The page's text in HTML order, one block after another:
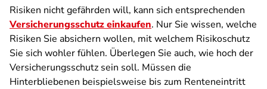
Risiken nicht gefährden will, kann sich entsprechenden
Versicherungsschutz einkaufen. Nur Sie wissen, welche
Risiken Sie absichern wollen, mit welchem Risikoschutz
Sie sich wohler fühlen. Überlegen Sie auch, wie hoch der
Versicherungsschutz sein soll. Müssen die
Hinterbliebenen beispielsweise bis zum Renteneintritt